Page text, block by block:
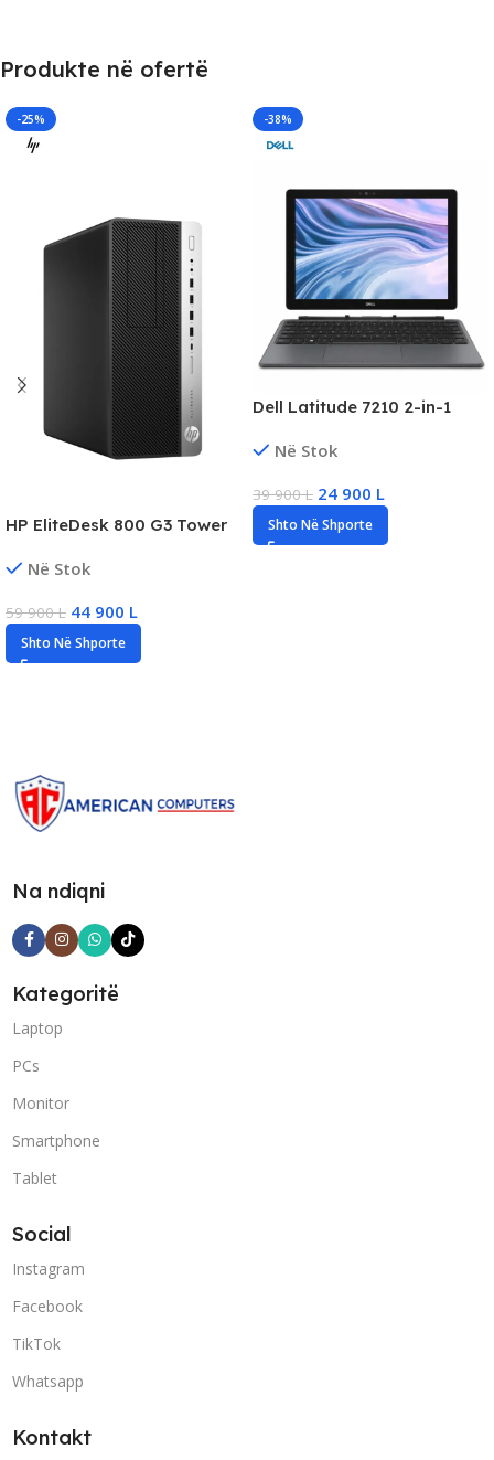
Produkte në ofertë
-25%
HP EliteDesk 800 G3 Tower
DDR4, 512GB SSD, RTX
Në Stok
59 900L 44 900 L
Shto Në Shporte
-38%
Dell Latitude 7210 2-in-1
Core i5 Gen10, 16GB RAM,
Në Stok
39 900L 24 900 L
Shto Në Shporte
Na ndiqni
Kategoritë
Laptop
PCs
Monitor
Smartphone
Tablet
Social
Instagram
Facebook
TikTok
Whatsapp
Kontakt